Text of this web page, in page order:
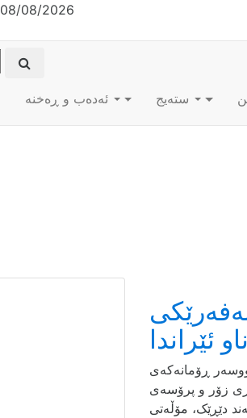
08/08/2026
ئێراندا
ڕۆمانەکەی
زۆر و پرۆسەی
دێڕێک، مۆڵەتی